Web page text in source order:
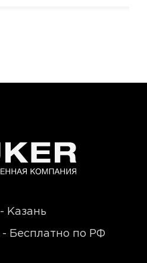
- Казань
- Бесплатно по РФ